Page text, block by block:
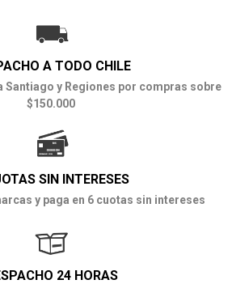
A TODO CHILE
Santiago y Regiones por compras sobre
$150.000
SIN INTERESES
y paga en 6 cuotas sin intereses
24 HORAS